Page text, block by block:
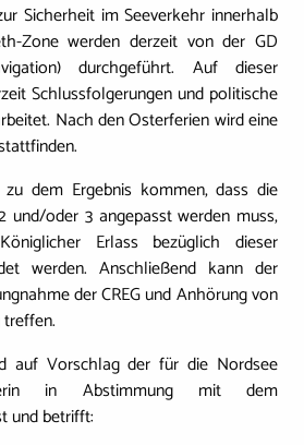
Sicherheit im Seeverkehr innerhalb
Zone werden derzeit von der GD
durchgeführt. Auf dieser
Schlussfolgerungen und politische
Nach den Osterferien wird eine
dem Ergebnis kommen, dass die
und/oder 3 angepasst werden muss,
Erlass bezüglich dieser
werden. Anschließend kann der
der CREG und Anhörung von
auf Vorschlag der für die Nordsee
in Abstimmung mit dem
und betrifft: